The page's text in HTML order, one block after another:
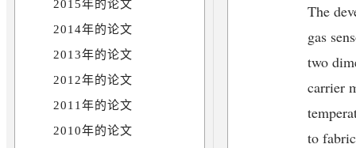
2015年的论文
2014年的论文
2013年的论文
2012年的论文
2011年的论文
2010年的论文
The
gas
two
carrier
to